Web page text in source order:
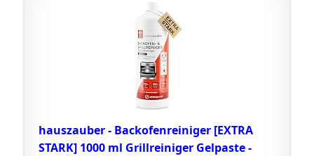
hauszauber - Backofenreiniger [EXTRA
STARK] 1000 ml Grillreiniger Gelpaste -